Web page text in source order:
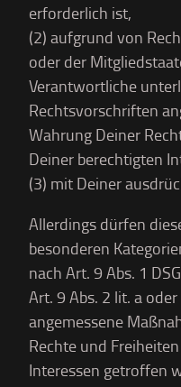
erforderlich ist,
(2) aufgrund von
oder der
Verantwortliche
Rechtsvorschriften
Wahrung Deiner
Deiner berechtigten
(3) mit Deiner
Allerdings dürfen
besonderen
nach Art. 9 Abs. 1
Art. 9 Abs. 2 lit. a
angemessene
Rechte und
Interessen getroffen